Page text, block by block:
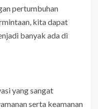
pertumbuhan
kita dapat
banyak ada di
yang sangat
serta keamanan